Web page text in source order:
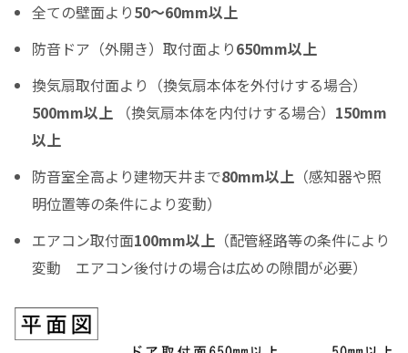
ボーナス月の加算金額
0
ボーナス月の加算（上乗せ）金額をスライドして下さい（1万円単位）
シュミレーション結果
月々のお支払金額
（初回月のみ）お支払金額
全ての壁面より50～60mm以上
防音ドア（外開き）取付面より650mm以上
換気扇取付面より（換気扇本体を外付けする場合）
500mm以上 （換気扇本体を内付けする場合） 150mm
以上
防音室全高より建物天井まで80mm以上 （感知器や照
明位置等の条件により変動）
エアコン取付面100mm以上 （配管経路等の条件により
変動 エアコン後付けの場合は広めの隙間が必要）